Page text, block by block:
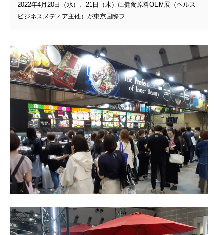
2022年4月20日（水）、21日（木）に健食原料OEM展（ヘルス
ビジネスメディア主催）が東京国際フ...